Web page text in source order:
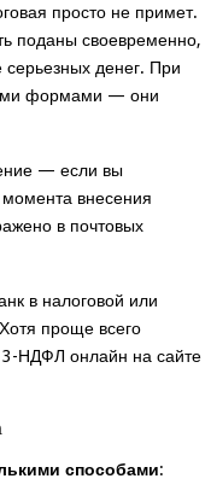
просто не примет.
поданы своевременно,
денег. При
формами — они
— если вы
внесения
в почтовых
в налоговой или
проще всего
3-НДФЛ онлайн на сайте
способами: